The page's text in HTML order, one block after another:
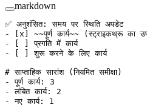
markdown
✅ अनुशंसित: समय पर स्थिति अपडेट
-
x ~~पूर्ण कार्य~~ (स्ट्राइकथ्रू का
-
[ ] प्रगति में कार्य
-
[ ] शुरू करने के लिए कार्य
# साप्ताहिक सारांश (नियमित समीक्षा)
- पूर्ण कार्य: 3
- लंबित कार्य: 2
- नए कार्य: 1